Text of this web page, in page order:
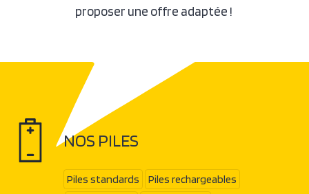
proposer une offre adaptée !
NOS PILES
Piles standards
Piles rechargeables